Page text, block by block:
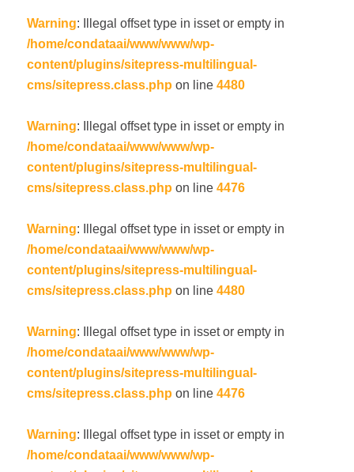
Warning: Illegal offset type in isset or empty in
/home/condataai/www/www/wp-
content/plugins/sitepress-multilingual-
cms/sitepress.class.php on line 4480
Warning: Illegal offset type in isset or empty in
/home/condataai/www/www/wp-
content/plugins/sitepress-multilingual-
cms/sitepress.class.php on line 4476
Warning: Illegal offset type in isset or empty in
/home/condataai/www/www/wp-
content/plugins/sitepress-multilingual-
cms/sitepress.class.php on line 4480
Warning: Illegal offset type in isset or empty in
/home/condataai/www/www/wp-
content/plugins/sitepress-multilingual-
cms/sitepress.class.php on line 4476
Warning: Illegal offset type in isset or empty in
/home/condataai/www/www/wp-